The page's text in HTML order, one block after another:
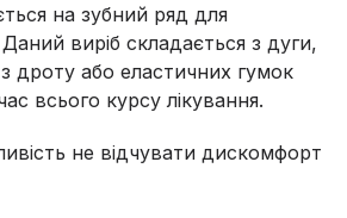
на зубний ряд для
виріб складається з дуги,
дроту або еластичних гумок
всього курсу лікування.
не відчувати дискомфорт